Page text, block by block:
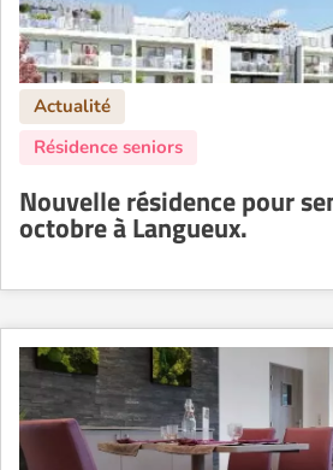
Nouvelle résidence pour
octobre à Langueux.